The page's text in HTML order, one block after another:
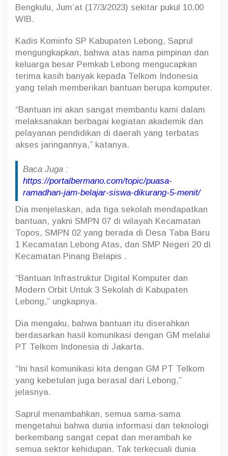
Bengkulu, Jum’at (17/3/2023) sekitar pukul 10.00
WIB.
Kadis Kominfo SP Kabupaten Lebong, Saprul
mengungkapkan, bahwa atas nama pimpinan dan
keluarga besar Pemkab Lebong mengucapkan
terima kasih banyak kepada Telkom Indonesia
yang telah memberikan bantuan berupa komputer.
“Bantuan ini akan sangat membantu kami dalam
melaksanakan berbagai kegiatan akademik dan
pelayanan pendidikan di daerah yang terbatas
akses jaringannya,” katanya.
Baca Juga :
https://portalbermano.com/topic/puasa-
ramadhan-jam-belajar-siswa-dikurang-5-menit/
Dia menjelaskan, ada tiga sekolah mendapatkan
bantuan, yakni SMPN 07 di wilayah Kecamatan
Topos, SMPN 02 yang berada di Desa Taba Baru
1 Kecamatan Lebong Atas, dan SMP Negeri 20 di
Kecamatan Pinang Belapis .
“Bantuan Infrastruktur Digital Komputer dan
Modern Orbit Untuk 3 Sekolah di Kabupaten
Lebong,” ungkapnya.
Dia mengaku, bahwa bantuan itu diserahkan
berdasarkan hasil komunikasi dengan GM melalui
PT Telkom Indonesia di Jakarta.
“Ini hasil komunikasi kita dengan GM PT Telkom
yang kebetulan juga berasal dari Lebong,”
jelasnya.
Saprul menambahkan, semua sama-sama
mengetahui bahwa dunia informasi dan teknologi
berkembang sangat cepat dan merambah ke
semua sektor kehidupan. Tak terkecuali dunia